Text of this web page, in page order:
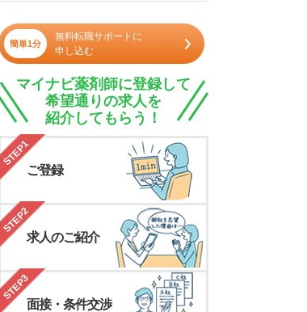
簡単1分
無料転職サポートに
申し込む
マイナビ薬剤師に登録して
希望通りの求人を
紹介してもらう！
STEP1
ご登録
STEP2
求人のご紹介
STEP3
面接・条件交渉